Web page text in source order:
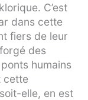
C’est
dans cette
fiers de leur
des
humains
cette
elle, en est